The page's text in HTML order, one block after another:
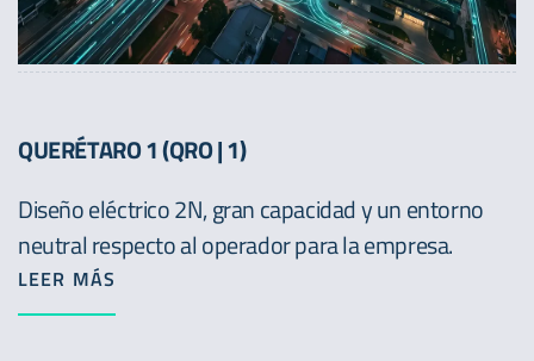
QUERÉTARO 1 (QRO | 1)
Diseño eléctrico 2N, gran capacidad y un entorno
neutral respecto al operador para la empresa.
LEER MÁS